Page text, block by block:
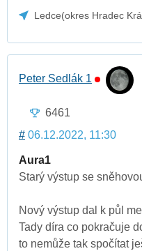
Ledce(okres Hradec
Peter Sedlák 1
6461
# 06.12.2022, 11:30
Aura1
Starý výstup se
Nový výstup dal k půl
Tady díra co pokračuje
to nemůže tak spočítat